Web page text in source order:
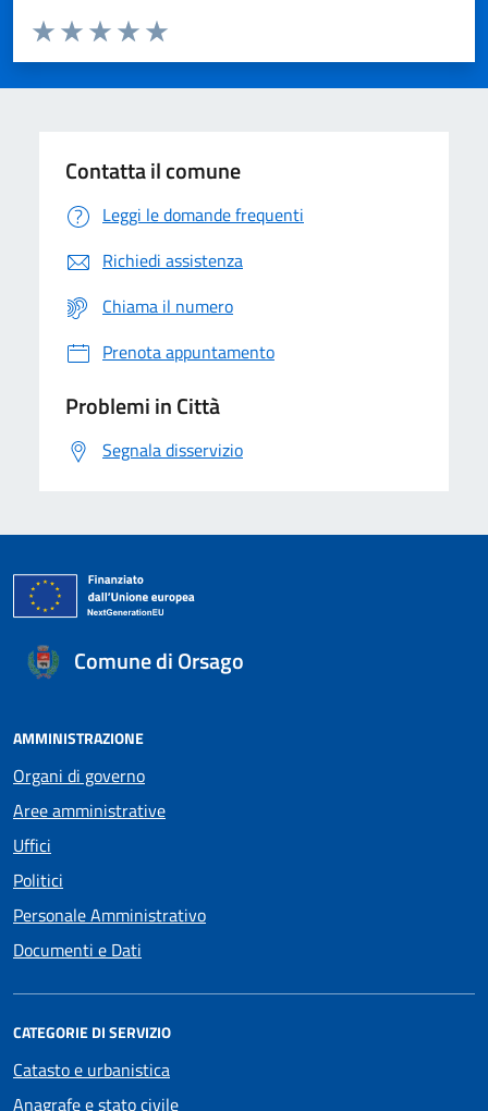
Domanda
Valuta da 1 a 5 stelle la pagina
Valuta 5 stelle su 5
Valuta 4 stelle su 5
Valuta 3 stelle su 5
Valuta 2 stelle su 5
Valuta 1 stelle su 5
Contatta il comune
Leggi le domande frequenti
Richiedi assistenza
Chiama il numero
Prenota appuntamento
Problemi in Città
Segnala disservizio
Comune di Orsago
AMMINISTRAZIONE
Organi di governo
Aree amministrative
Uffici
Politici
Personale Amministrativo
Documenti e Dati
CATEGORIE DI SERVIZIO
Catasto e urbanistica
Anagrafe e stato civile